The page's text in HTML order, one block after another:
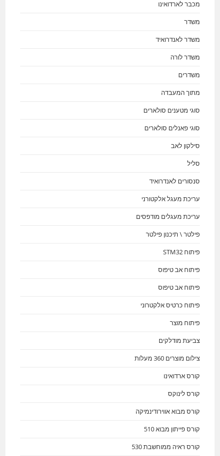
מכבר לארדואינו
משדר
משדר לאנדרואיד
משדר לורה
משדרים
מתוך המעבדה
סוגי מטענים סולארים
סוגי פאנלים סולארים
סילקון לאב
סליל
סנסורים לאנדרואיד
עריכת מעגל אלקטורני
עריכת מעגלים מודפסים
פילטר \ תיכנון פילטר
פיתוח STM32
פיתוח אב טיפוס
פיתוח אב טיפוס
פיתוח כרטיס אלקטרוני
פיתוח מוצר
צביעת מודלקים
צילום מוצרים 360 מעלות
קורס ארדואינו
קורס לינוקס
קורס מבוא אווירודינמיקה
קורס פייתון מבוא 510
קורס ראיה ממוחשבת 530